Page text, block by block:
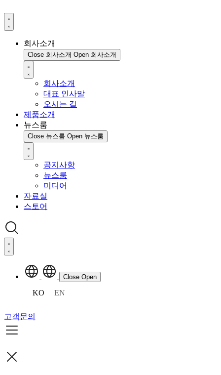
회사소개
Close 회사소개 Open 회사소개
회사소개
대표 인사말
오시는 길
제품소개
뉴스룸
Close 뉴스룸 Open 뉴스룸
공지사항
뉴스룸
미디어
자료실
스토어
Close Open
KO EN
고객문의